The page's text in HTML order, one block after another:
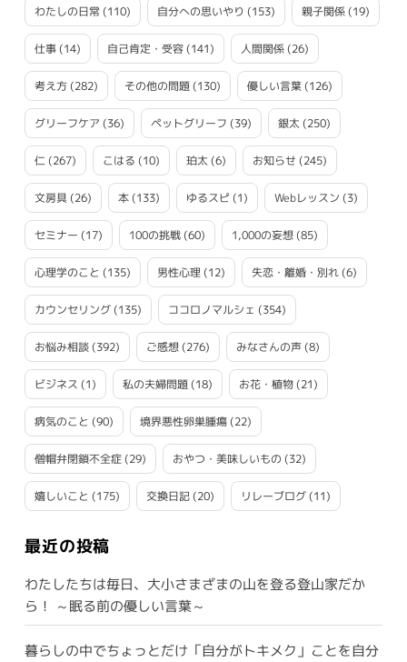
わたしの日常(110) 自分への思いやり (153) 親子関係(19)
仕事(14) 自己肯定・受容(141) 人間関係(26)
考え方(282) その他の問題(130) 優しい言葉(126)
グリーフケア (36) ペットグリーフ (39) 銀太 (250)
仁(267) こはる (10) 珀太 (6) お知らせ (245)
文房具(26) 本(133) ゆるスピ(1) Webレッスン (3)
セミナー (17) 100の挑戦(60) 1,000の妄想(85)
心理学のこと (135) 男性心理(12) 失恋・離婚・別れ(6)
カウンセリング(135) ココロノマルシェ (354)
お悩み相談(392) ご感想(276) みなさんの声(8)
ビジネス (1) 私の夫婦問題(18) お花・植物(21)
病気のこと (90) 境界悪性卵巣腫瘍(22)
僧帽弁閉鎖不全症(29) おやつ・美味しいもの (32)
嬉しいこと (175) 交換日記(20) リレーブログ(11)
最近の投稿
わたしたちは毎日、大小さまざまの山を登る登山家だか
ら！ ～眠る前の優しい言葉～
暮らしの中でちょっとだけ「自分がトキメク」ことを自分